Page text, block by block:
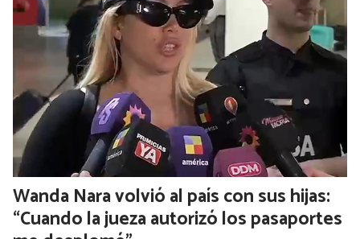
Wanda Nara volvió al país con sus hijas:
“Cuando la jueza autorizó los pasaportes